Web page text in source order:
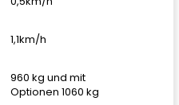
1,1km/h
960 kg und mit
Optionen 1060 kg